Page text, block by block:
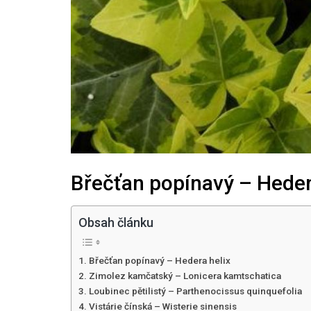
Břečťan popínavý –
Obsah článku
Břečťan popínavý – Hedera helix
Zimolez kamčatský – Lonicera kamtschatica
Loubinec pětilistý – Parthenocissus quinquefolia
Vistárie čínská – Wisterie sinensis
Čvc
2026
27
střechy
Čvc
05